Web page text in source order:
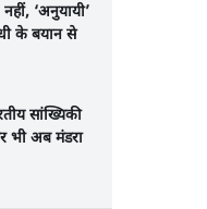
नहीं, ‘अनुयायी’
के बयान से
सांख्यिकी
भी अब मंडरा